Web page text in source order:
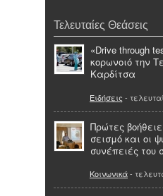
Τελευταίες Θεάσεις
«Drive through
κορωνοιό την
Καρδίτσα
Ειδήσεις -
Πρώτες
σεισμό και οι
συνέπειές του
Κοινωνικά-